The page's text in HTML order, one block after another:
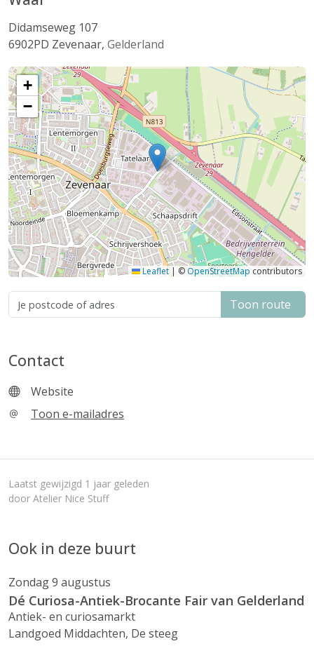
Didamseweg 107
6902PD Zevenaar, Gelderland
+
−
Leaflet | ©OpenStreetMapcontributors
Toon route
Contact
Website
Toon e-mailadres
Laatst gewijzigd 1 jaar geleden
door Atelier Nice Stuff
Ook in deze buurt
Zondag 9 augustus
Dé Curiosa-Antiek-Brocante Fair van Gelderland
Antiek- en curiosamarkt
Landgoed Middachten, De steeg